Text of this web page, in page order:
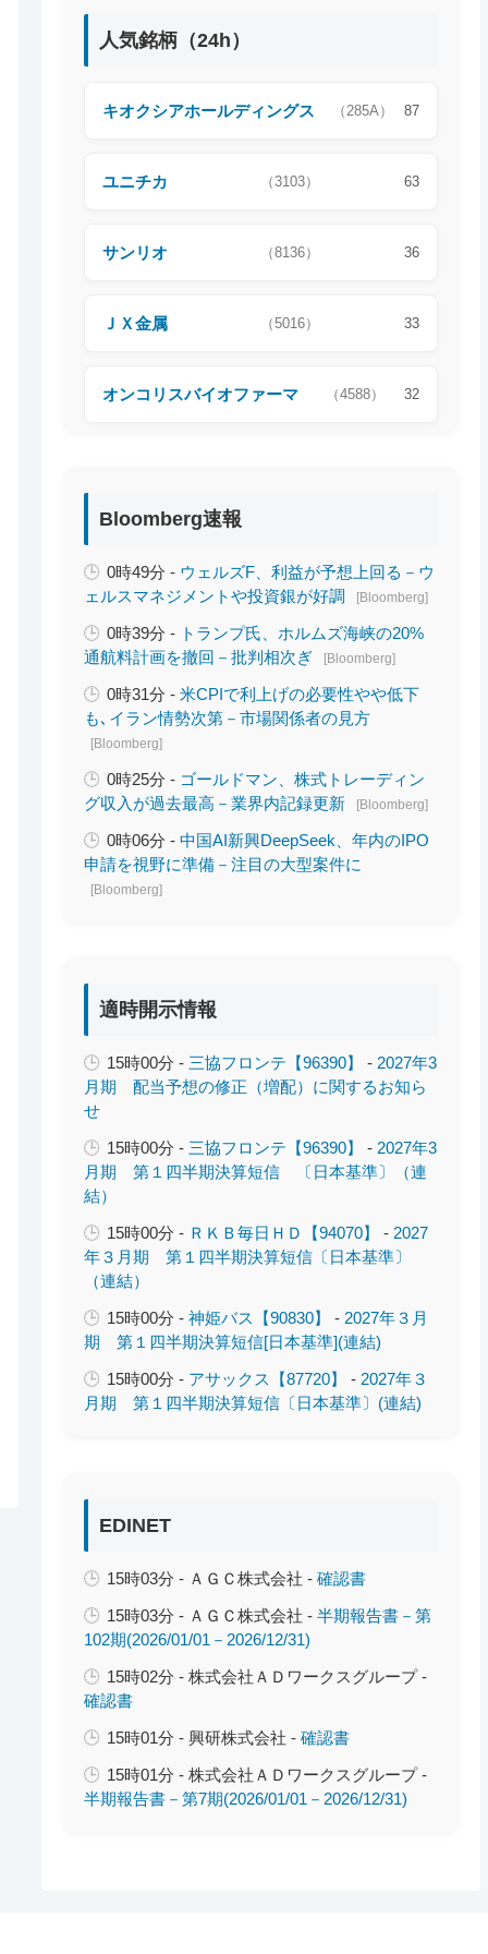
人気銘柄（24h）
キオクシアホールディングス （285A） 87
ユニチカ （3103） 63
サンリオ （8136） 36
ＪＸ金属 （5016） 33
オンコリスバイオファーマ （4588） 32
Bloomberg速報
0時49分 - ウェルズF、利益が予想上回る－ウ
ェルスマネジメントや投資銀が好調
[Bloomberg]
0時39分 - トランプ氏、ホルムズ海峡の20%
通航料計画を撤回－批判相次ぎ
[Bloomberg]
0時31分 -米CPIで利上げの必要性やや低下
も､イラン情勢次第－市場関係者の見方
[Bloomberg]
0時25分 - ゴールドマン、株式トレーディン
グ収入が過去最高－業界内記録更新
[Bloomberg]
0時06分 -中国AI新興DeepSeek、年内のIPO
申請を視野に準備－注目の大型案件に
[Bloomberg]
適時開示情報
15時00分 -三協フロンテ【96390】 -2027年3
月期 配当予想の修正（増配）に関するお知ら
せ
15時00分 -三協フロンテ【96390】 -2027年3
月期 第１四半期決算短信 〔日本基準〕（連
結）
15時00分 - ＲＫＢ毎日ＨＤ【94070】 -2027
年３月期 第１四半期決算短信〔日本基準〕
（連結）
15時00分 -神姫バス【90830】 -2027年３月
期 第１四半期決算短信[日本基準](連結)
15時00分 - アサックス【87720】 -2027年３
月期 第１四半期決算短信〔日本基準〕(連結)
EDINET
15時03分 - ＡＧＣ株式会社 -確認書
15時03分 - ＡＧＣ株式会社 -半期報告書－第
102期(2026/01/01－2026/12/31)
15時02分 - 株式会社ＡＤワークスグループ -
確認書
15時01分 - 興研株式会社 -確認書
15時01分 - 株式会社ＡＤワークスグループ -
半期報告書－第7期(2026/01/01－2026/12/31)